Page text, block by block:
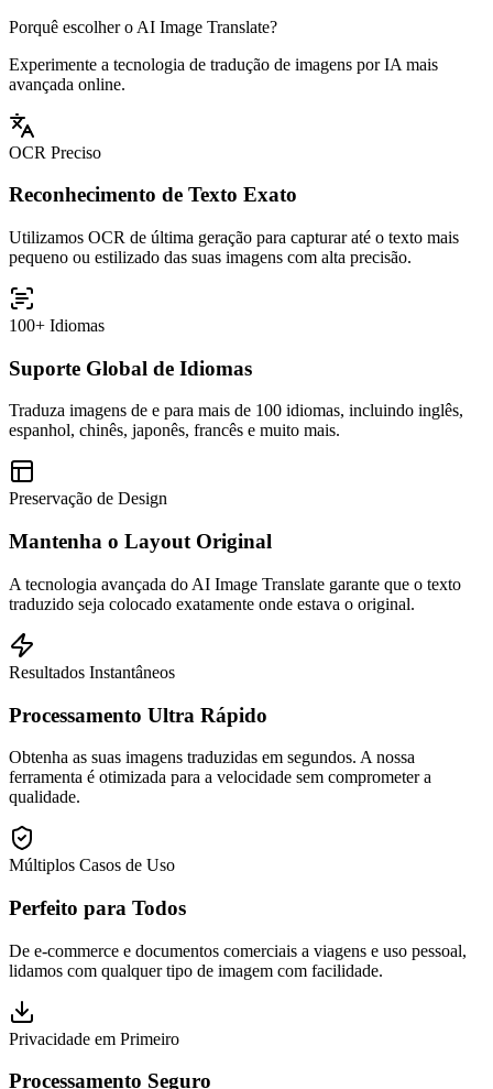
Porquê escolher o AI Image Translate?
Experimente a tecnologia de tradução de imagens por IA mais
avançada online.
OCR Preciso
Reconhecimento de Texto Exato
Utilizamos OCR de última geração para capturar até o texto mais
pequeno ou estilizado das suas imagens com alta precisão.
100+ Idiomas
Suporte Global de Idiomas
Traduza imagens de e para mais de 100 idiomas, incluindo inglês,
espanhol, chinês, japonês, francês e muito mais.
Preservação de Design
Mantenha o Layout Original
A tecnologia avançada do AI Image Translate garante que o texto
traduzido seja colocado exatamente onde estava o original.
Resultados Instantâneos
Processamento Ultra Rápido
Obtenha as suas imagens traduzidas em segundos. A nossa
ferramenta é otimizada para a velocidade sem comprometer a
qualidade.
Múltiplos Casos de Uso
Perfeito para Todos
De e-commerce e documentos comerciais a viagens e uso pessoal,
lidamos com qualquer tipo de imagem com facilidade.
Privacidade em Primeiro
Processamento Seguro